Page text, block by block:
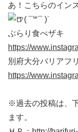
あ！こちらのイン
( ¯꒳​¯ )ᐝ
ぶらり食べザキ
https://
別府大分バリアフ
https://
※過去の投稿は、
ます。